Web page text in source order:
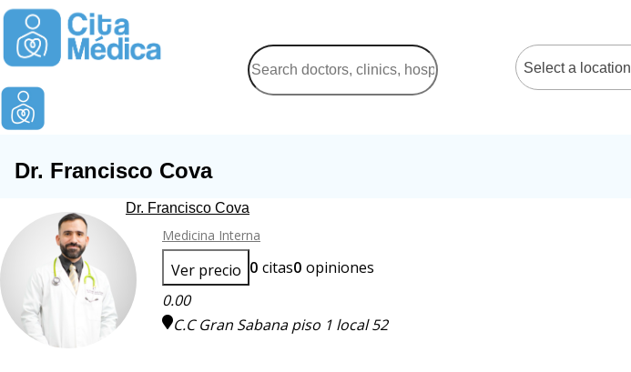
Select a location
Dr. Francisco Cova
Dr. Francisco Cova
Medicina Interna
Ver precio 0 citas0 opiniones
0.00
C.C Gran Sabana piso 1 local 52